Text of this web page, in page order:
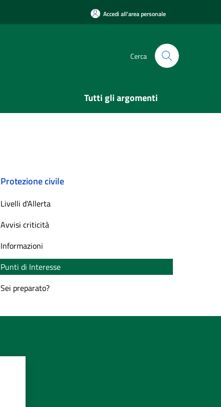
Accedi all'area personale
Cerca
Tutti gli argomenti
Protezione civile
Livelli d'Allerta
Avvisi criticità
Informazioni
Punti di Interesse
Sei preparato?